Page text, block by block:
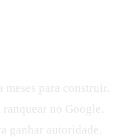
para construir.
no Google.
ganhar autoridade.